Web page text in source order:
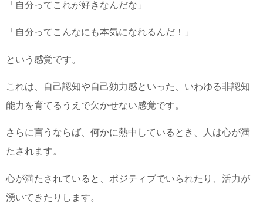
「自分ってこれが好きなんだな」
「自分ってこんなにも本気になれるんだ！」
という感覚です。
これは、自己認知や自己効力感といった、いわゆる非認知
能力を育てるうえで欠かせない感覚です。
さらに言うならば、何かに熱中しているとき、人は心が満
たされます。
心が満たされていると、 ポジティブでいられたり、活力が
湧いてきたりします。